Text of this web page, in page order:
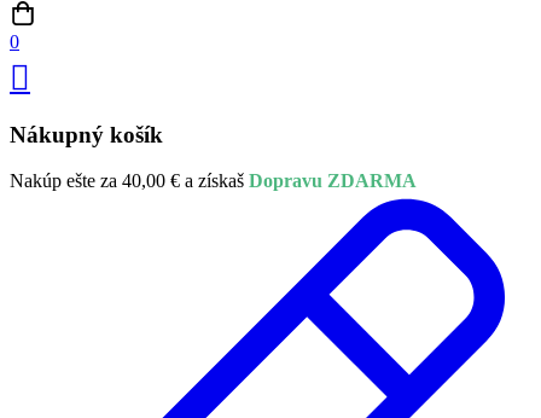
0
Nákupný košík
Nakúp ešte za 40,00 € a získaš Dopravu ZDARMA